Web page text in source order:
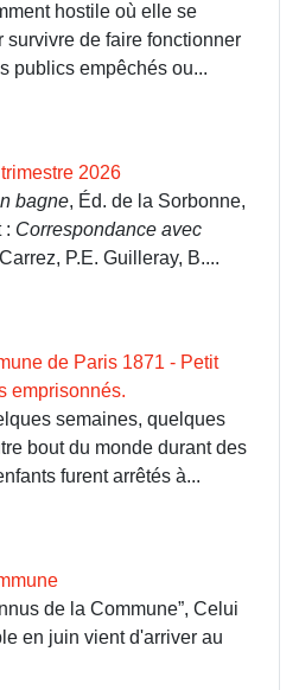
hostile où elle se
survivre de faire fonctionner
publics empêchés ou...
2026
bagne, Éd. de la Sorbonne,
: Correspondance avec
P.E. Guilleray, B....
de Paris 1871 - Petit
emprisonnés.
semaines, quelques
bout du monde durant des
furent arrêtés à...
de la Commune”, Celui
en juin vient d'arriver au